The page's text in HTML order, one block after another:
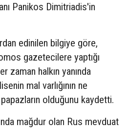
Panikos Dimitriadis'in
edinilen bilgiye göre,
gazetecilere yaptığı
zaman halkın yanında
mal varlığının ne
olduğunu kaydetti.
mağdur olan Rus mevduat